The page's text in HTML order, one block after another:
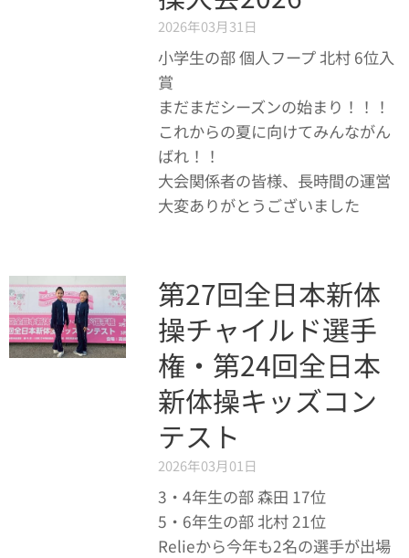
2026年03月31日
小学生の部 個人フープ 北村 6位入
賞✨
まだまだシーズンの始まり！！！
これからの夏に向けてみんながん
ばれ！！🌟
大会関係者の皆様、長時間の運営
大変ありがとうございました😌
第27回全日本新体
操チャイルド選手
権・第24回全日本
新体操キッズコン
テスト
2026年03月01日
3・4年生の部 森田 17位
5・6年生の部 北村 21位
Relieから今年も2名の選手が出場